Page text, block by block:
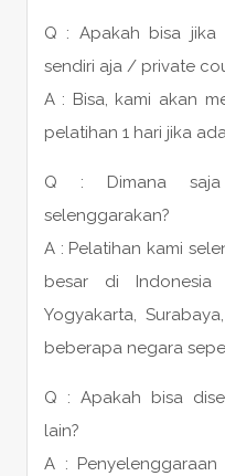
Q : Apakah bisa jika
sendiri aja / private
A : Bisa, kami akan
pelatihan 1 hari jika
Q : Dimana saja
selenggarakan?
A : Pelatihan kami
besar di Indonesia
Yogyakarta,
beberapa negara
Q : Apakah bisa
lain?
A :